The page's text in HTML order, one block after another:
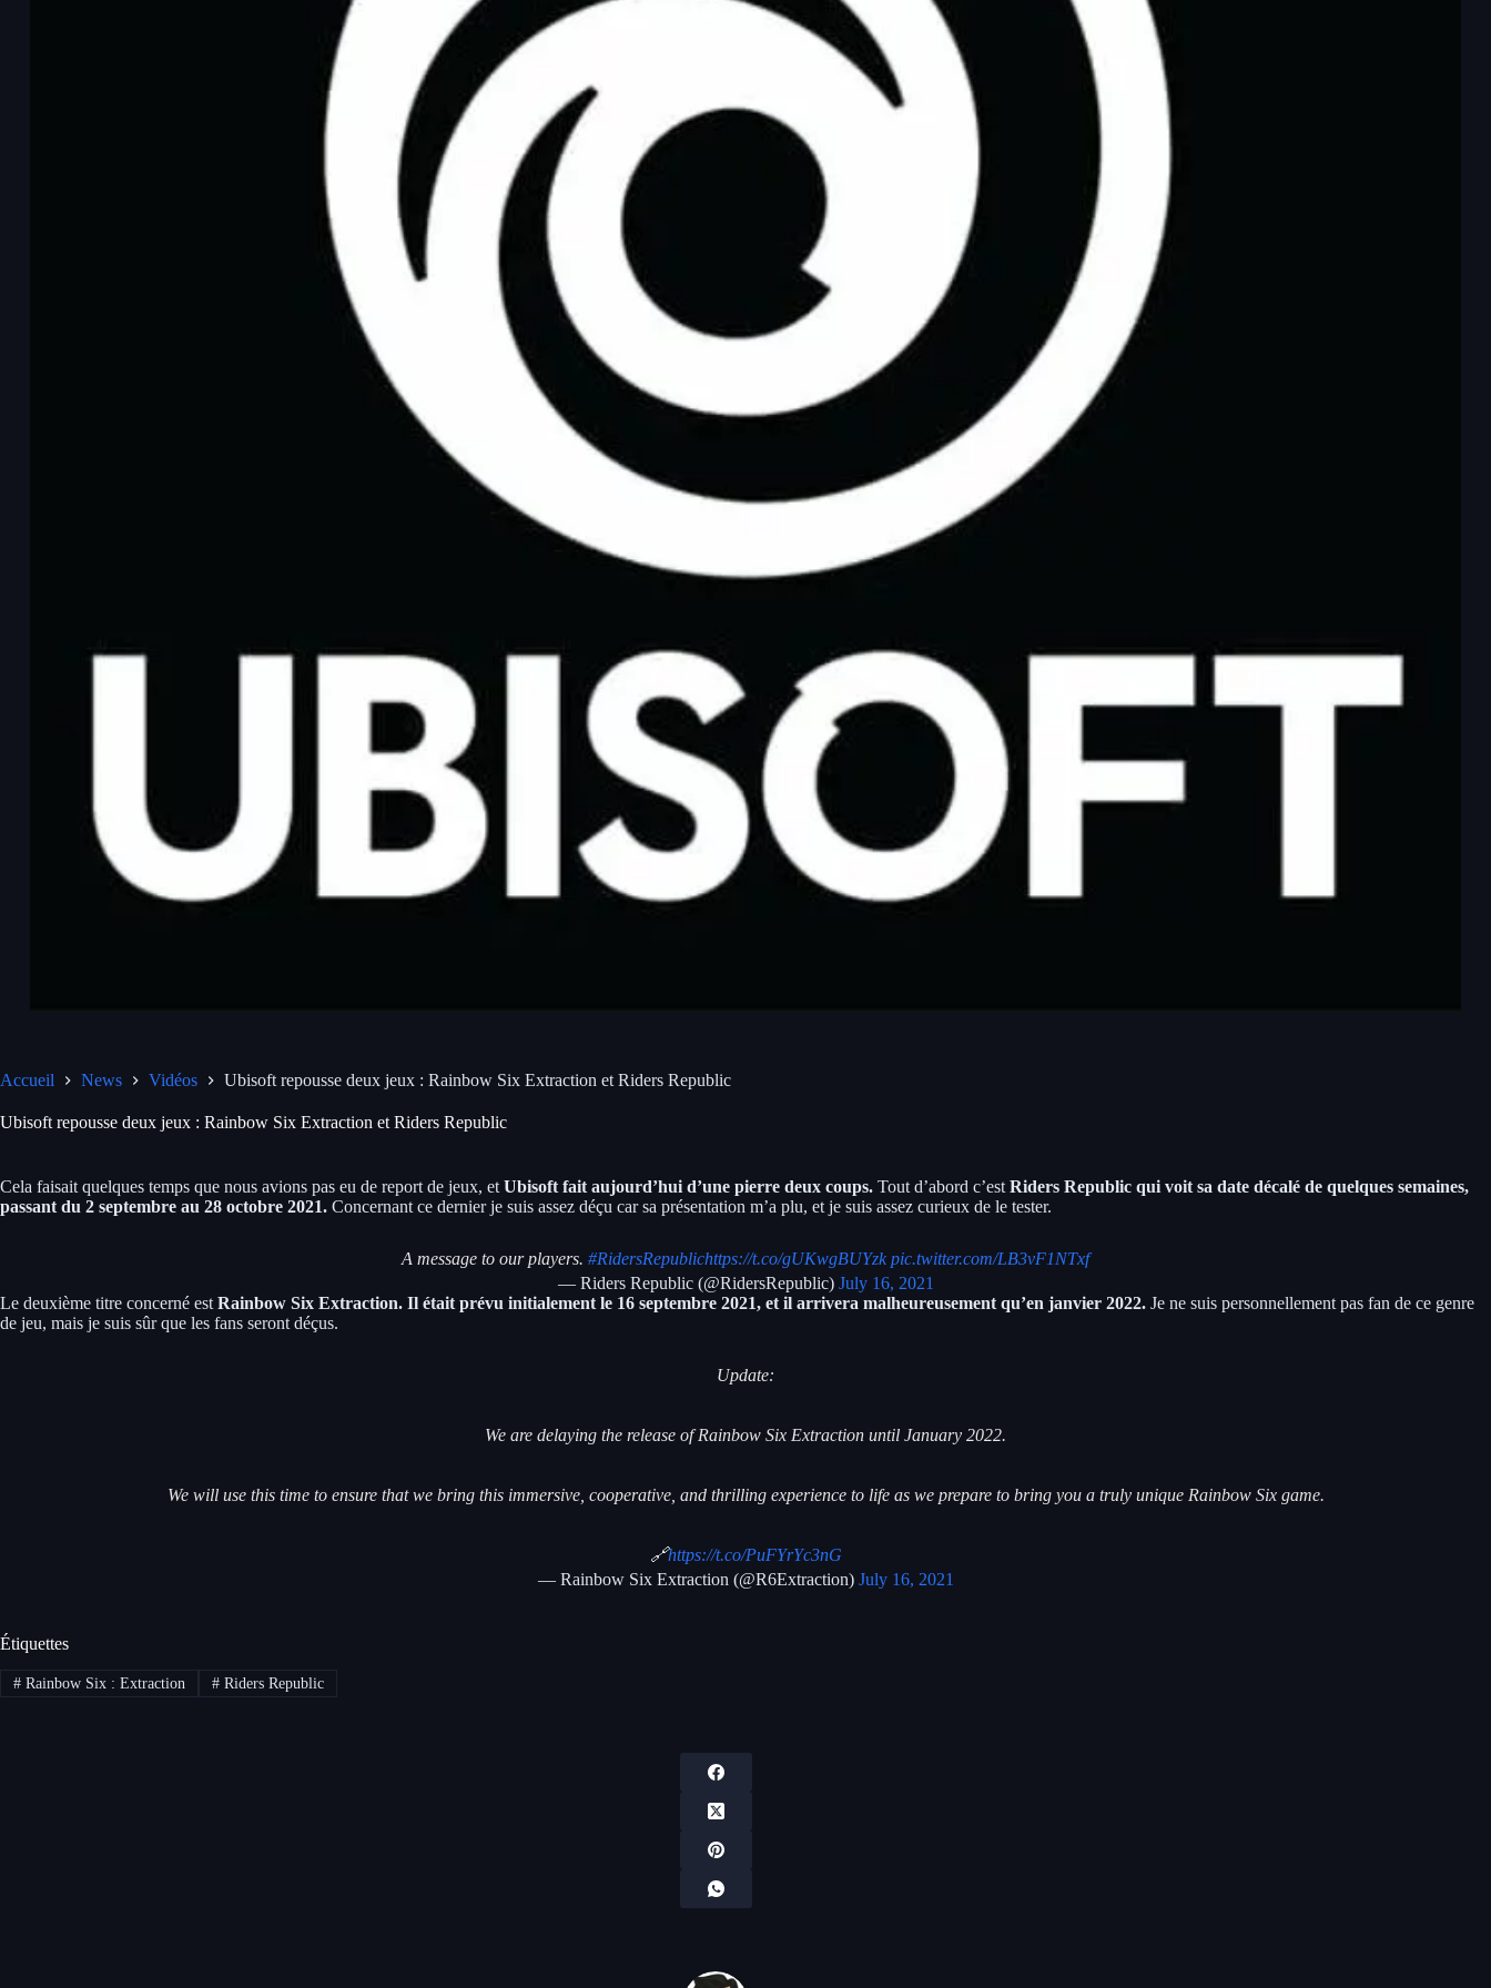
Accueil News Vidéos Ubisoft repousse deux jeux : Rainbow Six Extraction et Riders Republic
Ubisoft repousse deux jeux : Rainbow Six Extraction et Riders Republic
Cela faisait quelques temps que nous avions pas eu de report de jeux, et Ubisoft fait aujourd’hui d’une pierre deux coups. Tout d’abord c’est Riders Republic qui voit sa date décalé de quelques semaines,
passant du 2 septembre au 28 octobre 2021. Concernant ce dernier je suis assez déçu car sa présentation m’a plu, et je suis assez curieux de le tester.
A message to our players. #RidersRepublichttps://t.co/gUKwgBUYzk pic.twitter.com/LB3vF1NTxf
— Riders Republic (@RidersRepublic) July 16, 2021
Le deuxième titre concerné est Rainbow Six Extraction. Il était prévu initialement le 16 septembre 2021, et il arrivera malheureusement qu’en janvier 2022. Je ne suis personnellement pas fan de ce genre
de jeu, mais je suis sûr que les fans seront déçus.
Update:
We are delaying the release of Rainbow Six Extraction until January 2022.
We will use this time to ensure that we bring this immersive, cooperative, and thrilling experience to life as we prepare to bring you a truly unique Rainbow Six game.
🔗https://t.co/PuFYrYc3nG
— Rainbow Six Extraction (@R6Extraction) July 16, 2021
Étiquettes
#Rainbow Six : Extraction #Riders Republic